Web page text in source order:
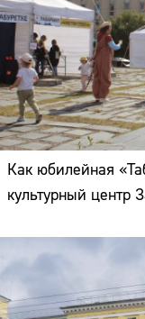
Как юбилейная
культурный центр